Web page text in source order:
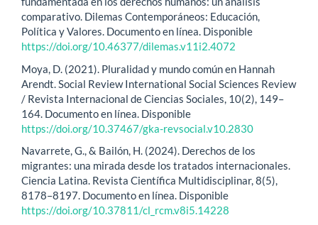
comparativo. Dilemas Contemporáneos: Educación,
Política y Valores. Documento en línea. Disponible
https://doi.org/10.46377/dilemas.v11i2.4072
Moya, D. (2021). Pluralidad y mundo común en Hannah
Arendt. Social Review International Social Sciences Review
/ Revista Internacional de Ciencias Sociales, 10(2), 149–
164. Documento en línea. Disponible
https://doi.org/10.37467/gka-revsocial.v10.2830
Navarrete, G., & Bailón, H. (2024). Derechos de los
migrantes: una mirada desde los tratados internacionales.
Ciencia Latina. Revista Científica Multidisciplinar, 8(5),
8178–8197. Documento en línea. Disponible
https://doi.org/10.37811/cl_rcm.v8i5.14228